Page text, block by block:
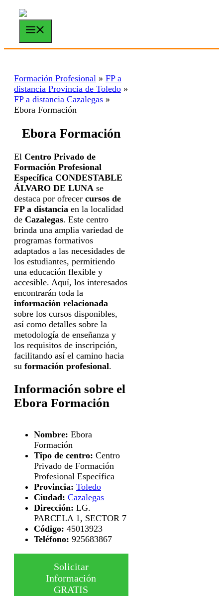
Saltar
contenido
Formación Profesional » FP a
distancia Provincia de Toledo »
FP a distancia Cazalegas »
Ebora Formación
Ebora Formación
El Centro Privado de
Formación Profesional
Específica CONDESTABLE
ÁLVARO DE LUNA se
destaca por ofrecer cursos de
FP a distancia en la localidad
de Cazalegas. Este centro
brinda una amplia variedad de
programas formativos
adaptados a las necesidades de
los estudiantes, permitiendo
una educación flexible y
accesible. Aquí, los interesados
encontrarán toda la
información relacionada
sobre los cursos disponibles,
así como detalles sobre la
metodología de enseñanza y
los requisitos de inscripción,
facilitando así el camino hacia
su formación profesional.
Información sobre el
Ebora Formación
Nombre: Ebora
Formación
Tipo de centro: Centro
Privado de Formación
Profesional Específica
Provincia: Toledo
Ciudad: Cazalegas
Dirección: LG.
PARCELA 1, SECTOR 7
Código: 45013923
Teléfono: 925683867
Solicitar
Información
GRATIS